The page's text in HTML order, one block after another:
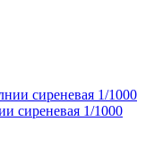
сиреневая 1/1000